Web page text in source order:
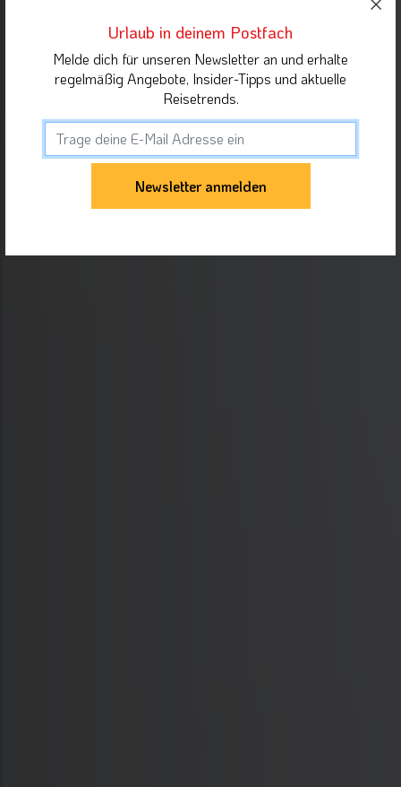
Urlaub in deinem Postfach
Melde dich für unseren Newsletter an und erhalte
regelmäßig Angebote, Insider-Tipps und aktuelle
Reisetrends.